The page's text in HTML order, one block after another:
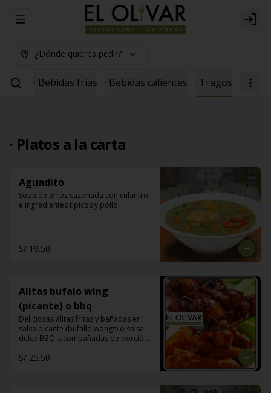
Abrir menu de navegación Login
¿Dónde quieres pedir?
· Bebidas frias · Bebidas calientes · Tragos
· Platos a la carta
Aguadito
Sopa de arroz sazonada con culantro
e ingredientes típicos y pollo
S/ 19.50
Alitas bufalo wing
(picante) o bbq
Deliciosas alitas fritas y bañadas en
salsa picante (bufallo wongs) o salsa
dulce BBQ, acompañadas de porción
S/ 25.50